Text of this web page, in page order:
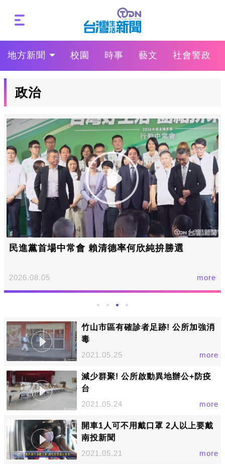
地方新聞 校園 時事 藝文 社會警政
政治
民進黨首場中常會 賴清德率何欣純拚勝選
2026.08.05 more
竹山市區有確診者足跡! 公所加強消
毒
2021.05.25
more
減少群聚! 公所啟動異地辦公+防疫
台
2021.05.24
more
開車1人可不用戴口罩 2人以上要戴
南投新聞
2021.05.21
more